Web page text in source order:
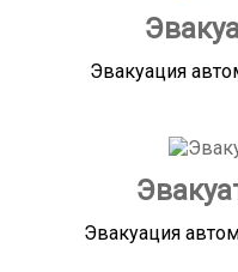
Эвакуация
Эвакуация